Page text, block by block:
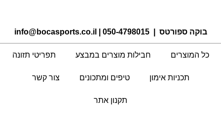
בוקה ספורטס | 050-4798015
|
info@bocasports.co.il
כל המוצרים חבילות מוצרים במבצע תפריטי תזונה
תכניות אימון טיפים ומתכונים צור קשר
תקנון אתר